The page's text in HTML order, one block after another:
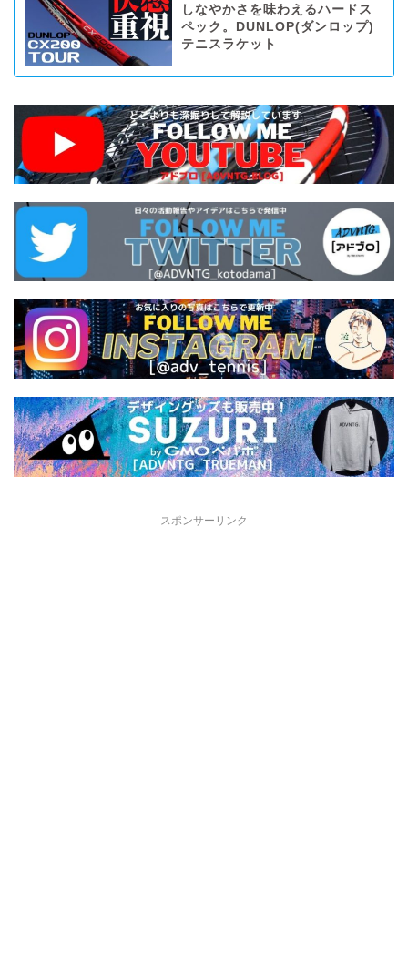
しなやかさを味わえるハードス
ペック。DUNLOP(ダンロップ)
テニスラケット
スポンサーリンク